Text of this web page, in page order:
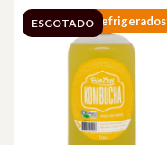
Refrigerados
ESGOTADO